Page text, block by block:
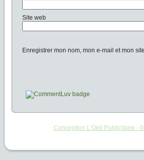
Site web
Enregistrer mon nom, mon e-mail et mon
Conception L'Oeil Publicitaire -